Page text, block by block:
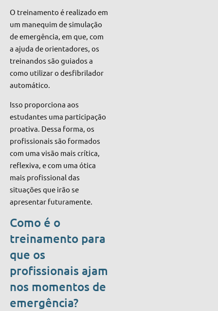
O treinamento é realizado em
um manequim de simulação
de emergência, em que, com
a ajuda de orientadores, os
treinandos são guiados a
como utilizar o desfibrilador
automático.
Isso proporciona aos
estudantes uma participação
proativa. Dessa forma, os
profissionais são formados
com uma visão mais crítica,
reflexiva, e com uma ótica
mais profissional das
situações que irão se
apresentar futuramente.
Como é o
treinamento para
que os
profissionais ajam
nos momentos de
emergência?